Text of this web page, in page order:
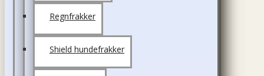
Regnfrakker
Shield hundefrakker